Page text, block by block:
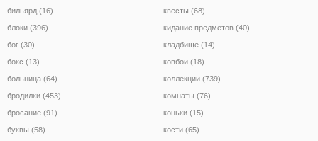
бильярд (16)
блоки (396)
бог (30)
бокс (13)
больница (64)
бродилки (453)
бросание (91)
буквы (58)
квесты (68)
кидание предметов (40)
кладбище (14)
ковбои (18)
коллекции (739)
комнаты (76)
коньки (15)
кости (65)